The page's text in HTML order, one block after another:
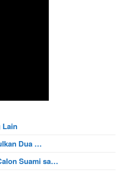
Lain
Dua …
Suami sa…